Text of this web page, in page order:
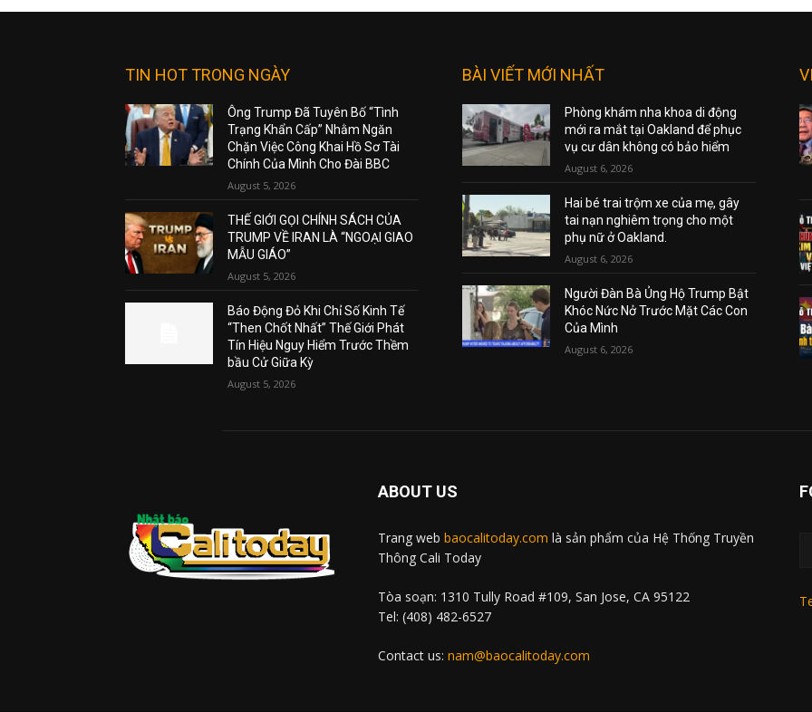
TIN HOT TRONG NGÀY
Ông Trump Đã Tuyên Bố “Tình
Trạng Khẩn Cấp” Nhằm Ngăn
Chặn Việc Công Khai Hồ Sơ Tài
Chính Của Mình Cho Đài BBC
August 5, 2026
THẾ GIỚI GỌI CHÍNH SÁCH CỦA
TRUMP VỀ IRAN LÀ “NGOẠI GIAO
MẪU GIÁO”
August 5, 2026
Báo Động Đỏ Khi Chỉ Số Kinh Tế
“Then Chốt Nhất” Thế Giới Phát
Tín Hiệu Nguy Hiểm Trước Thềm
bầu Cử Giữa Kỳ
August 5, 2026
BÀI VIẾT MỚI NHẤT
Phòng khám nha khoa di động
mới ra mắt tại Oakland để phục
vụ cư dân không có bảo hiểm
August 6, 2026
Hai bé trai trộm xe của mẹ, gây
tai nạn nghiêm trọng cho một
phụ nữ ở Oakland.
August 6, 2026
Người Đàn Bà Ủng Hộ Trump Bật
Khóc Nức Nở Trước Mặt Các Con
Của Mình
August 6, 2026
ABOUT US
Trang web baocalitoday.com là sản phẩm của Hệ Thống Truyền
Thông Cali Today
Tòa soạn: 1310 Tully Road #109, San Jose, CA 95122
Tel: (408) 482-6527
Contact us: nam@baocalitoday.com